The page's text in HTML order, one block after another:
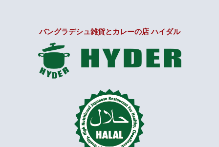
バングラデシュ雑貨とカレーの店 ハイダル